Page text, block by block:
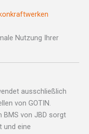
Nutzung Ihrer
ausschließlich
von GOTIN.
BMS von JBD sorgt
und eine